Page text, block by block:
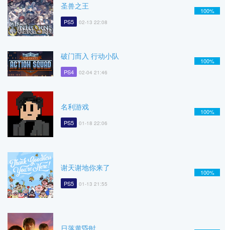
圣兽之王
PS5 02-13 22:08
100%
破门而入 行动小队
PS4 02-04 21:46
100%
名利游戏
PS5 01-18 22:06
100%
谢天谢地你来了
PS5 01-13 21:55
100%
日落黄昏时